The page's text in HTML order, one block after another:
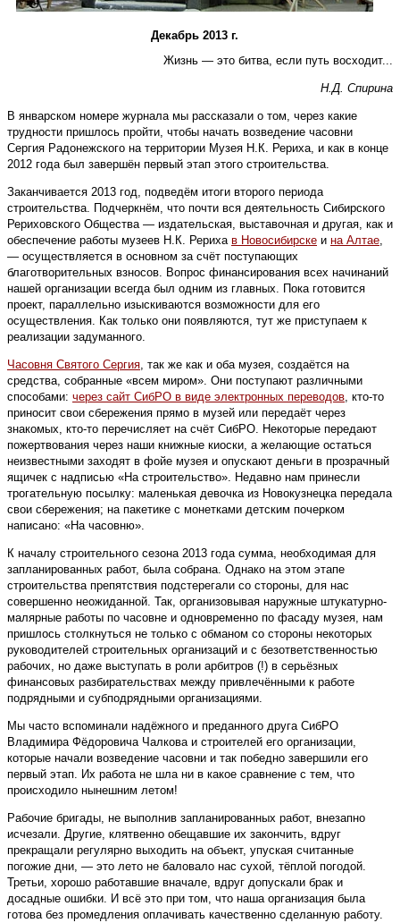
Декабрь 2013 г.
Жизнь — это битва, если путь восходит...
Н.Д. Спирина
В январском номере журнала мы рассказали о том, через какие
трудности пришлось пройти, чтобы начать возведение часовни
Сергия Радонежского на территории Музея Н.К. Рериха, и как в конце
2012 года был завершён первый этап этого строительства.
Заканчивается 2013 год, подведём итоги второго периода
строительства. Подчеркнём, что почти вся деятельность Сибирского
Рериховского Общества — издательская, выставочная и другая, как и
обеспечение работы музеев Н.К. Рериха в Новосибирске и на Алтае,
— осуществляется в основном за счёт поступающих
благотворительных взносов. Вопрос финансирования всех начинаний
нашей организации всегда был одним из главных. Пока готовится
проект, параллельно изыскиваются возможности для его
осуществления. Как только они появляются, тут же приступаем к
реализации задуманного.
Часовня Святого Сергия, так же как и оба музея, создаётся на
средства, собранные «всем миром». Они поступают различными
способами: через сайт СибРО в виде электронных переводов, кто-то
приносит свои сбережения прямо в музей или передаёт через
знакомых, кто-то перечисляет на счёт СибРО. Некоторые передают
пожертвования через наши книжные киоски, а желающие остаться
неизвестными заходят в фойе музея и опускают деньги в прозрачный
ящичек с надписью «На строительство». Недавно нам принесли
трогательную посылку: маленькая девочка из Новокузнецка передала
свои сбережения; на пакетике с монетками детским почерком
написано: «На часовню».
К началу строительного сезона 2013 года сумма, необходимая для
запланированных работ, была собрана. Однако на этом этапе
строительства препятствия подстерегали со стороны, для нас
совершенно неожиданной. Так, организовывая наружные штукатурно-
малярные работы по часовне и одновременно по фасаду музея, нам
пришлось столкнуться не только с обманом со стороны некоторых
руководителей строительных организаций и с безответственностью
рабочих, но даже выступать в роли арбитров (!) в серьёзных
финансовых разбирательствах между привлечёнными к работе
подрядными и субподрядными организациями.
Мы часто вспоминали надёжного и преданного друга СибРО
Владимира Фёдоровича Чалкова и строителей его организации,
которые начали возведение часовни и так победно завершили его
первый этап. Их работа не шла ни в какое сравнение с тем, что
происходило нынешним летом!
Рабочие бригады, не выполнив запланированных работ, внезапно
исчезали. Другие, клятвенно обещавшие их закончить, вдруг
прекращали регулярно выходить на объект, упуская считанные
погожие дни, — это лето не баловало нас сухой, тёплой погодой.
Третьи, хорошо работавшие вначале, вдруг допускали брак и
досадные ошибки. И всё это при том, что наша организация была
готова без промедления оплачивать качественно сделанную работу.